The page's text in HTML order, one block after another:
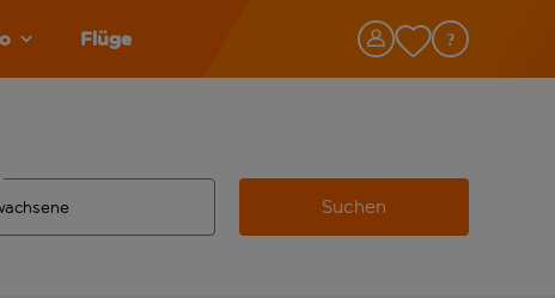
Flüge
Suchen